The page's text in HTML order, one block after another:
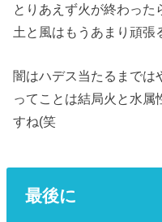
とりあえず火が終わった
土と風はもうあまり頑張
闇はハデス当たるまでは
ってことは結局火と水
すね(笑
最後に